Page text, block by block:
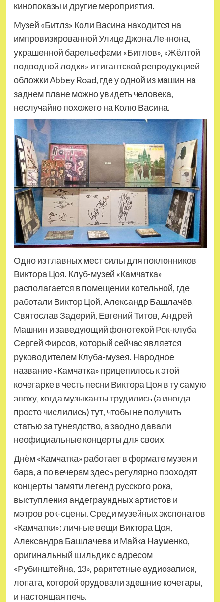
кинопоказы и другие мероприятия.
Музей «Битлз» Коли Васина находится на
импровизированной Улице Джона Леннона,
украшенной барельефами «Битлов», «Жёлтой
подводной лодки» и гигантской репродукцией
обложки Abbey Road, где у одной из машин на
заднем плане можно увидеть человека,
неслучайно похожего на Колю Васина.
Одно из главных мест силы для поклонников
Виктора Цоя. Клуб-музей «Камчатка»
располагается в помещении котельной, где
работали Виктор Цой, Александр Башлачёв,
Святослав Задерий, Евгений Титов, Андрей
Машнин и заведующий фонотекой Рок-клуба
Сергей Фирсов, который сейчас является
руководителем Клуба-музея. Народное
название «Камчатка» прицепилось к этой
кочегарке в честь песни Виктора Цоя в ту самую
эпоху, когда музыканты трудились (а иногда
просто числились) тут, чтобы не получить
статью за тунеядство, а заодно давали
неофициальные концерты для своих.
Днём «Камчатка» работает в формате музея и
бара, а по вечерам здесь регулярно проходят
концерты памяти легенд русского рока,
выступления андеграундных артистов и
мэтров рок-сцены. Среди музейных экспонатов
«Камчатки»: личные вещи Виктора Цоя,
Александра Башлачева и Майка Науменко,
оригинальный шильдик с адресом
«Рубинштейна, 13», раритетные аудиозаписи,
лопата, которой орудовали здешние кочегары,
и настоящая печь.